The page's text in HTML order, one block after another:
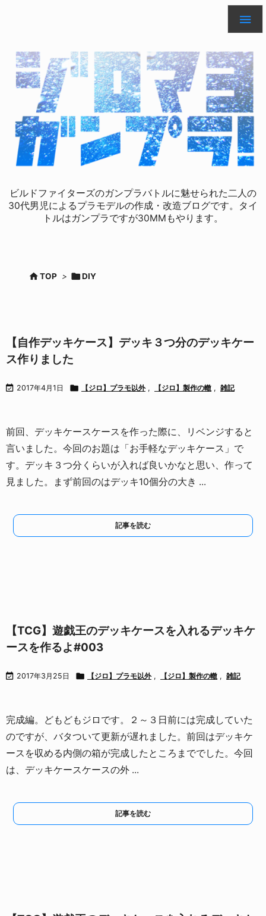

ビルドファイターズのガンプラバトルに魅せられた二人の
30代男児によるプラモデルの作成・改造ブログです。タイ
トルはガンプラですが30MMもやります。
TOP > DIY
【自作デッキケース】デッキ３つ分のデッキケー
ス作りました
 2017年4月1日  【ジロ】プラモ以外 , 【ジロ】製作の轍 , 雑記
前回、デッキケースケースを作った際に、リベンジすると
言いました。 今回のお題は「お手軽なデッキケース」で
す。 デッキ３つ分くらいが入れば良いかなと思い、作って
見ました。
まず前回のはデッキ10個分の大き ...
記事を読む
【TCG】遊戯王のデッキケースを入れるデッキケ
ースを作るよ#003
 2017年3月25日  【ジロ】プラモ以外 , 【ジロ】製作の轍 , 雑記
完成編。 どもどもジロです。
２～３日前には完成していた
のですが、バタついて更新が遅れました。 前回はデッキケ
ースを収める内側の箱が完成したところまででした。 今回
は、デッキケースケースの外 ...
記事を読む